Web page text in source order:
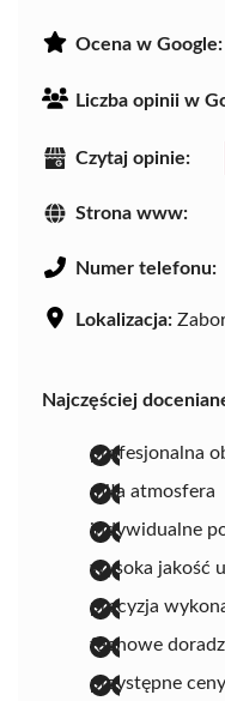
Ocena w Google:
Liczba opinii w
Czytaj opinie:
Strona www:
Numer telefonu:
Lokalizacja:
Najczęściej
profesjonalna
miła atmosfera
indywidualne
wysoka jakość
precyzja
fachowe
przystępne ceny